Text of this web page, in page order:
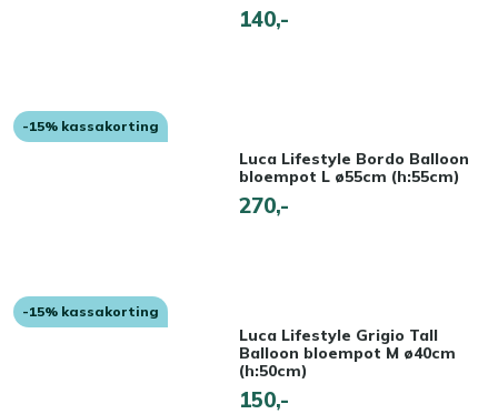
140,-
-15% kassakorting
Luca Lifestyle Bordo Balloon
bloempot L ø55cm (h:55cm)
270,-
-15% kassakorting
Luca Lifestyle Grigio Tall
Balloon bloempot M ø40cm
(h:50cm)
150,-